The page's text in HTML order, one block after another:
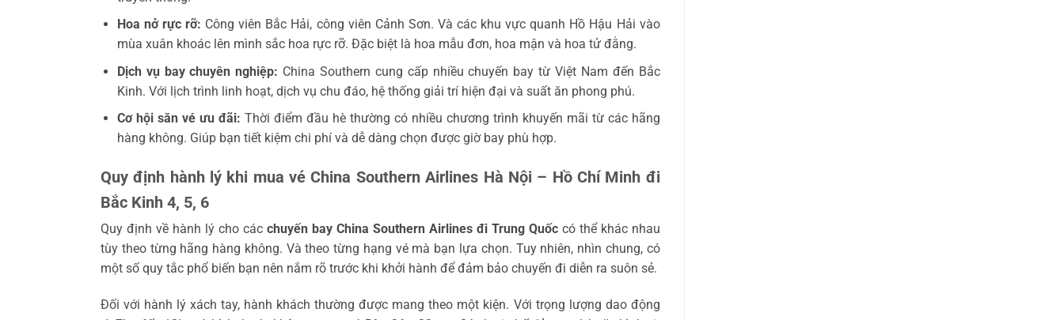
Hoa nở rực rỡ: Công viên Bắc Hải, công viên Cảnh Sơn. Và các khu vực quanh Hồ Hậu Hải vào
mùa xuân khoác lên mình sắc hoa rực rỡ. Đặc biệt là hoa mẫu đơn, hoa mận và hoa tử đằng.
Dịch vụ bay chuyên nghiệp: China Southern cung cấp nhiều chuyến bay từ Việt Nam đến Bắc
Kinh. Với lịch trình linh hoạt, dịch vụ chu đáo, hệ thống giải trí hiện đại và suất ăn phong phú.
Cơ hội săn vé ưu đãi: Thời điểm đầu hè thường có nhiều chương trình khuyến mãi từ các hãng
hàng không. Giúp bạn tiết kiệm chi phí và dễ dàng chọn được giờ bay phù hợp.
Quy định hành lý khi mua vé China Southern Airlines Hà Nội – Hồ Chí Minh đi
Bắc Kinh 4, 5, 6
Quy định về hành lý cho các chuyến bay China Southern Airlines đi Trung Quốccó thể khác nhau
tùy theo từng hãng hàng không. Và theo từng hạng vé mà bạn lựa chọn. Tuy nhiên, nhìn chung, có
một số quy tắc phổ biến bạn nên nắm rõ trước khi khởi hành để đảm bảo chuyến đi diễn ra suôn sẻ.
Đối với hành lý xách tay, hành khách thường được mang theo một kiện. Với trọng lượng dao động